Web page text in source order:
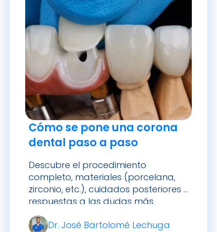
Cómo se pone una corona
dental paso a paso
Descubre el procedimiento
completo, materiales (porcelana,
zirconio, etc.), cuidados posteriores y
respuestas a las dudas más
frecuentes.
Dr. José Bartolomé Lechuga